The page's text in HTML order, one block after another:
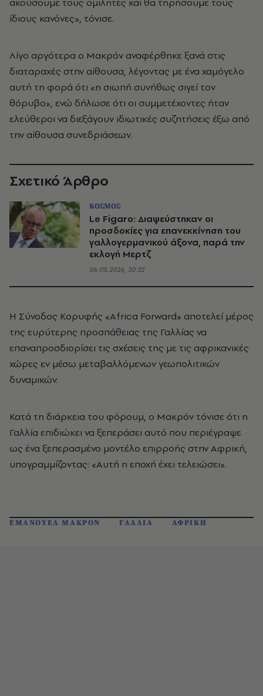
ίδιους κανόνες», τόνισε.
Λίγο αργότερα ο Μακρόν αναφέρθηκε ξανά στις
διαταραχές στην αίθουσα, λέγοντας με ένα χαμόγελο
αυτή τη φορά ότι «η σιωπή συνήθως σιγεί τον
θόρυβο», ενώ δήλωσε ότι οι συμμετέχοντες ήταν
ελεύθεροι να διεξάγουν ιδιωτικές συζητήσεις έξω από
την αίθουσα συνεδριάσεων.
Σχετικό Άρθρο
ΚΟΣΜΟΣ
Le Figaro: Διαψεύστηκαν οι
προσδοκίες για επανεκκίνηση του
γαλλογερμανικού άξονα, παρά την
εκλογή Μερτζ
06.05.2026, 20:22
Η Σύνοδος Κορυφής «Africa Forward» αποτελεί μέρος
της ευρύτερης προσπάθειας της Γαλλίας να
επαναπροσδιορίσει τις σχέσεις της με τις αφρικανικές
χώρες εν μέσω μεταβαλλόμενων γεωπολιτικών
δυναμικών.
Κατά τη διάρκεια του φόρουμ, ο Μακρόν τόνισε ότι η
Γαλλία επιδιώκει να ξεπεράσει αυτό που περιέγραψε
ως ένα ξεπερασμένο μοντέλο επιρροής στην Αφρική,
υπογραμμίζοντας: «Αυτή η εποχή έχει τελειώσει».
ΕΜΑΝΟΥΕΛ ΜΑΚΡΟΝ ΓΑΛΛΙΑ ΑΦΡΙΚΗ